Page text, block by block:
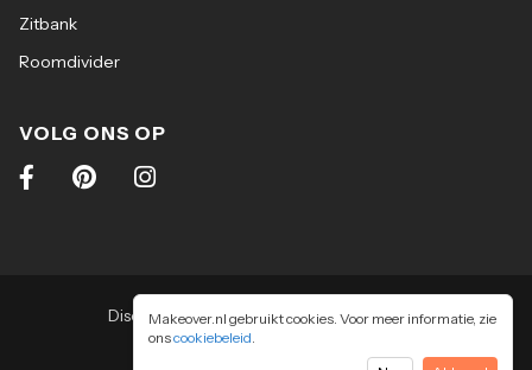
Makeover.nl gebruikt cookies. Voor meer informatie, zie
onscookiebeleid.
Zitbank
Roomdivider
VOLG ONS OP
Disclaimer | Algemene voorwaarden |
Privacy & cookiebeleid